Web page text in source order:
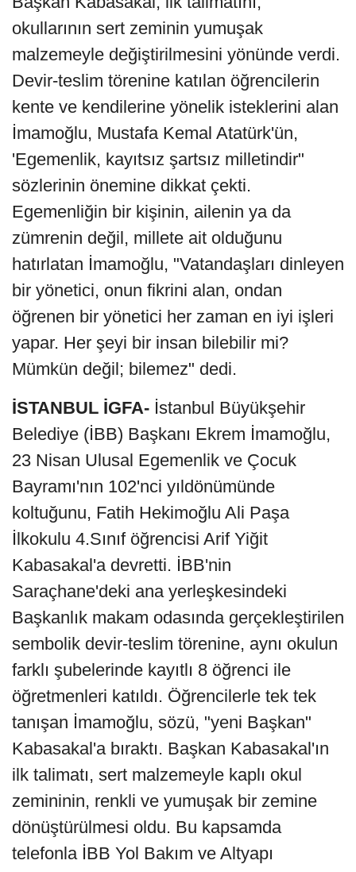
okullarının sert zeminin yumuşak
malzemeyle değiştirilmesini yönünde verdi.
Devir-teslim törenine katılan öğrencilerin
kente ve kendilerine yönelik isteklerini alan
İmamoğlu, Mustafa Kemal Atatürk'ün,
'Egemenlik, kayıtsız şartsız milletindir"
sözlerinin önemine dikkat çekti.
Egemenliğin bir kişinin, ailenin ya da
zümrenin değil, millete ait olduğunu
hatırlatan İmamoğlu, "Vatandaşları dinleyen
bir yönetici, onun fikrini alan, ondan
öğrenen bir yönetici her zaman en iyi işleri
yapar. Her şeyi bir insan bilebilir mi?
Mümkün değil; bilemez" dedi.
İSTANBUL İGFA- İstanbul Büyükşehir
Belediye (İBB) Başkanı Ekrem İmamoğlu,
23 Nisan Ulusal Egemenlik ve Çocuk
Bayramı'nın 102'nci yıldönümünde
koltuğunu, Fatih Hekimoğlu Ali Paşa
İlkokulu 4.Sınıf öğrencisi Arif Yiğit
Kabasakal'a devretti. İBB'nin
Saraçhane'deki ana yerleşkesindeki
Başkanlık makam odasında gerçekleştirilen
sembolik devir-teslim törenine, aynı okulun
farklı şubelerinde kayıtlı 8 öğrenci ile
öğretmenleri katıldı. Öğrencilerle tek tek
tanışan İmamoğlu, sözü, "yeni Başkan"
Kabasakal'a bıraktı. Başkan Kabasakal'ın
ilk talimatı, sert malzemeyle kaplı okul
zemininin, renkli ve yumuşak bir zemine
dönüştürülmesi oldu. Bu kapsamda
telefonla İBB Yol Bakım ve Altyapı